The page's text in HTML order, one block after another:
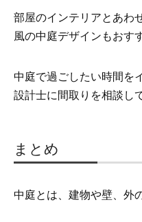
部屋のインテリアとあわ
風の中庭デザインもおす
中庭で過ごしたい時間を
設計士に間取りを相談し
まとめ
中庭とは、建物や壁、外